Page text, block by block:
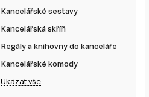
Kancelářské sestavy
Kancelářská skříň
Regály a knihovny do kanceláře
Kancelářské komody
Ukázat vše